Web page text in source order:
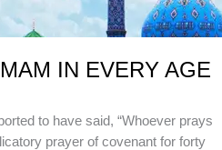
IN EVERY AGE
to have said, “Whoever prays
prayer of covenant for forty